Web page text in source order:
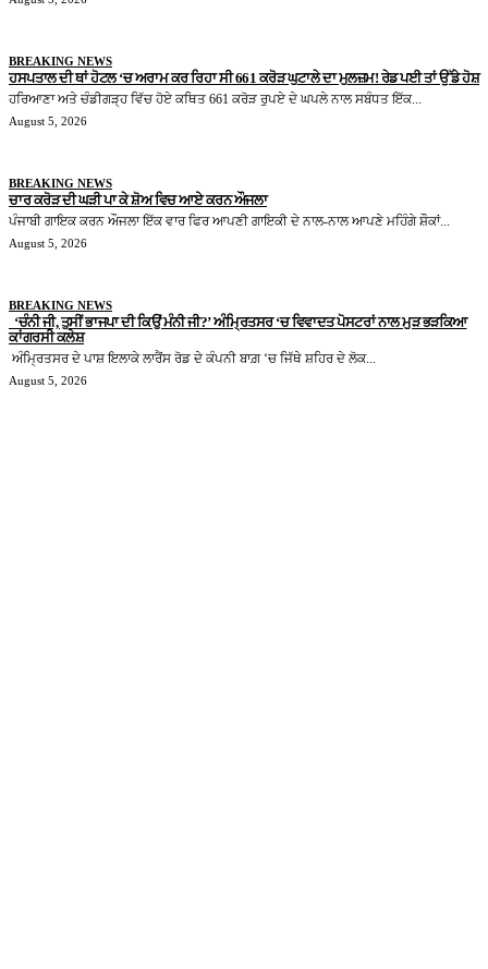
BREAKING NEWS
ਹਸਪਤਾਲ ਦੀ ਥਾਂ ਹੋਟਲ ‘ਚ ਅਰਾਮ ਕਰ ਰਿਹਾ ਸੀ 661 ਕਰੋੜ ਘੁਟਾਲੇ ਦਾ ਮੁਲਜ਼ਮ! ਰੇਡ ਪਈ ਤਾਂ ਉੱਡੇ ਹੋਸ਼
ਹਰਿਆਣਾ ਅਤੇ ਚੰਡੀਗੜ੍ਹ ਵਿੱਚ ਹੋਏ ਕਥਿਤ 661 ਕਰੋੜ ਰੁਪਏ ਦੇ ਘਪਲੇ ਨਾਲ ਸਬੰਧਤ ਇੱਕ...
August 5, 2026
BREAKING NEWS
ਚਾਰ ਕਰੋੜ ਦੀ ਘੜੀ ਪਾ ਕੇ ਸ਼ੋਅ ਵਿਚ ਆਏ ਕਰਨ ਔਜਲਾ
ਪੰਜਾਬੀ ਗਾਇਕ ਕਰਨ ਔਜਲਾ ਇੱਕ ਵਾਰ ਫਿਰ ਆਪਣੀ ਗਾਇਕੀ ਦੇ ਨਾਲ-ਨਾਲ ਆਪਣੇ ਮਹਿੰਗੇ ਸ਼ੌਕਾਂ...
August 5, 2026
BREAKING NEWS
‘ਚੰਨੀ ਜੀ, ਤੁਸੀਂ ਭਾਜਪਾ ਦੀ ਕਿਉਂ ਮੰਨੀ ਜੀ?’ ਅੰਮ੍ਰਿਤਸਰ ‘ਚ ਵਿਵਾਦਤ ਪੋਸਟਰਾਂ ਨਾਲ ਮੁੜ ਭੜਕਿਆ
ਕਾਂਗਰਸੀ ਕਲੇਸ਼
ਅੰਮ੍ਰਿਤਸਰ ਦੇ ਪਾਸ਼ ਇਲਾਕੇ ਲਾਰੈਂਸ ਰੋਡ ਦੇ ਕੰਪਨੀ ਬਾਗ਼ ‘ਚ ਜਿੱਥੇ ਸ਼ਹਿਰ ਦੇ ਲੋਕ...
August 5, 2026